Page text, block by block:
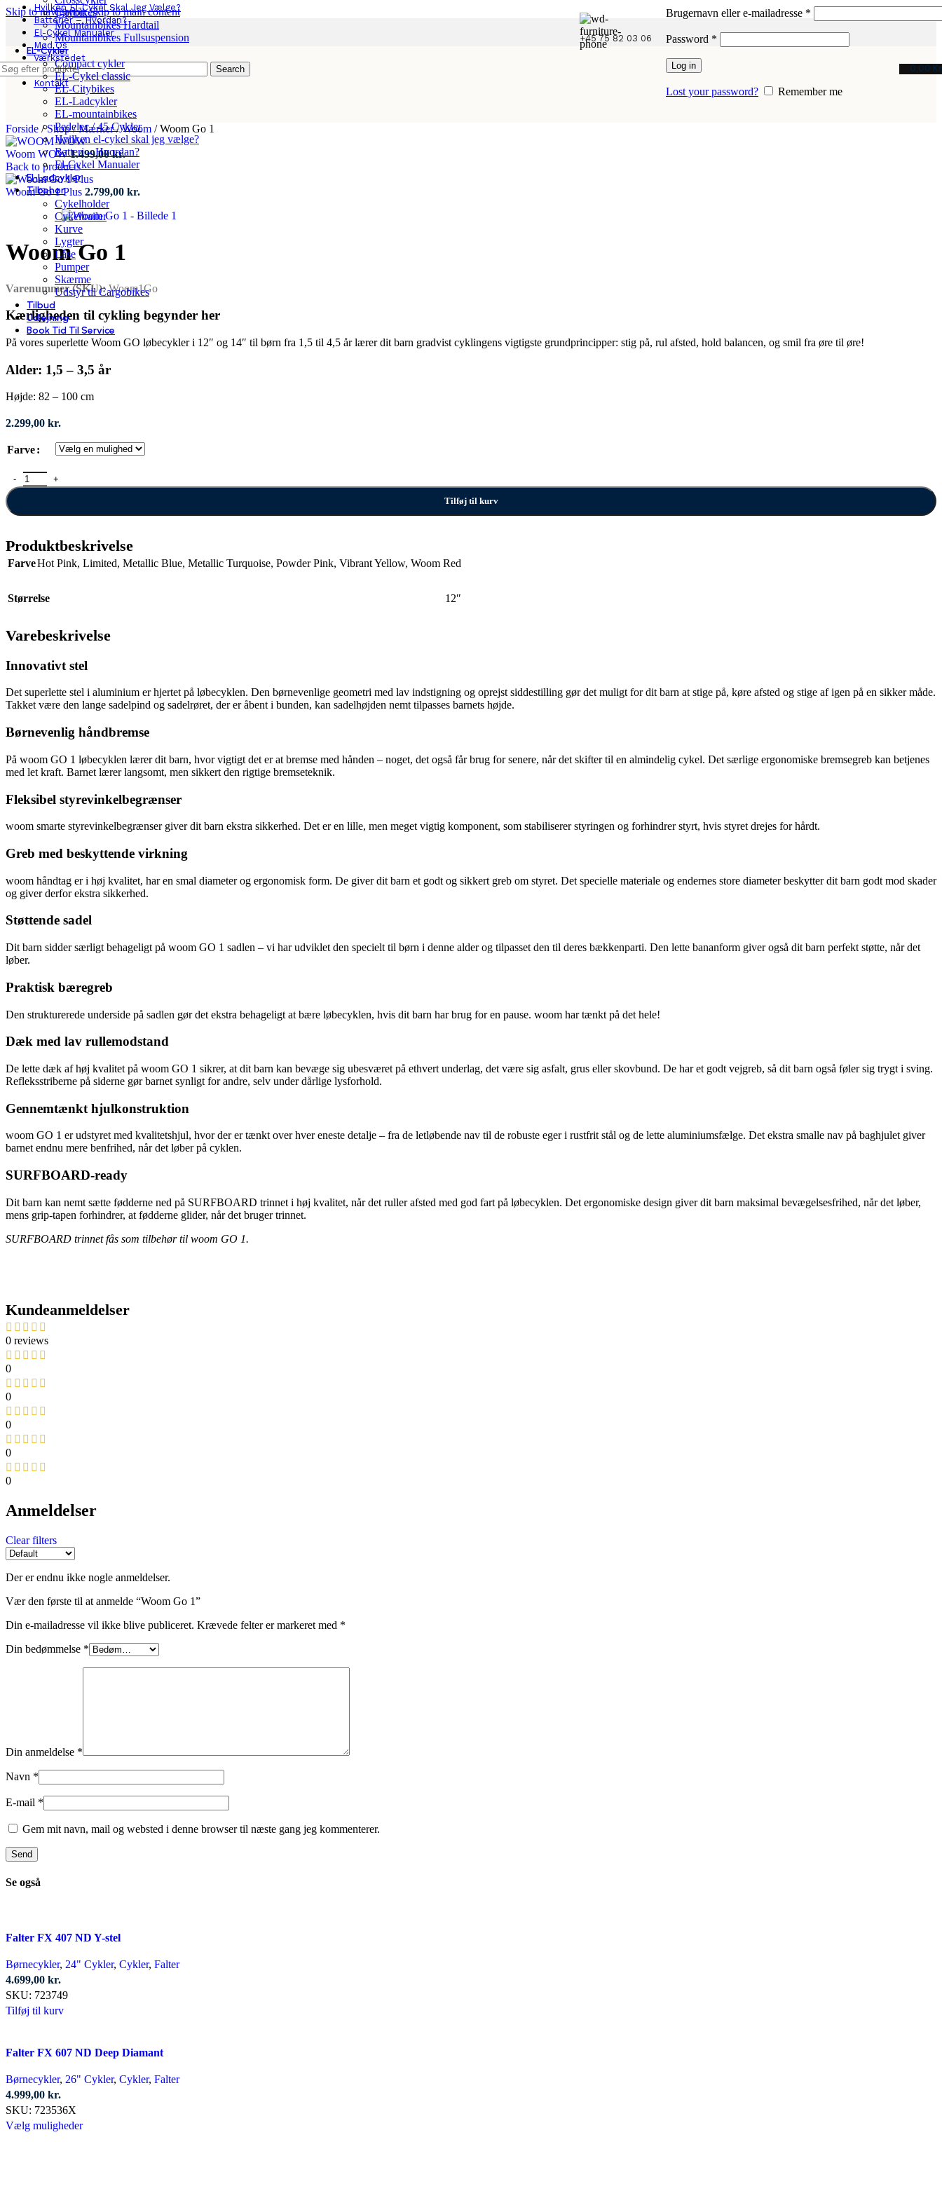
Skip to navigationSkip to main content
Hvilken El-Cykel Skal Jeg Vælge?
Batterier – Hvordan?
El-Cykel Manualer
Mød Os
Værkstedet
App
Kontakt
+45 75 82 03 06
Brugernavn eller e-mailadresse *
Password *
Log in
Lost your password? Remember me
Search 0,00
Citybikes
Mountainbikes Hardtail
Mountainbikes Fullsuspension
EL-Cykler
Compact cykler
EL-Cykel classic
EL-Citybikes
EL-Ladcykler
EL-mountainbikes
Pedelec / 45 Cykler
Hvilken el-cykel skal jeg vælge?
Batteri – Hvordan?
El-Cykel Manualer
El-Ladcykler
Tilbehør
Cykelholder
Cykeltrailer
Kurve
Lygter
Låse
Pumper
Skærme
Udstyr til Cargobikes
Tilbud
Udlejning
Book Tid Til Service
Forside / Shop/ Mærker/ Woom / Woom Go 1
Woom WOW1.499,00kr.
Back to products
Woom Go 1 Plus 2.799,00 kr.
Woom Go 1
Varenummer (SKU):Woom1Go
Kærligheden til cykling begynder her
På vores superlette Woom GO løbecykler i 12″ og 14″ til børn fra 1,5 til 4,5 år lærer dit barn gradvist cyklingens vigtigste grundprincipper: stig på, rul afsted, hold balancen, og smil fra øre til øre!
Alder: 1,5 – 3,5 år
Højde: 82 – 100 cm
2.299,00 kr.
Farve
Woom Go 1 antal
Tilføj til kurv
Produktbeskrivelse
FarveHot Pink, Limited, Metallic Blue, Metallic Turquoise, Powder Pink, Vibrant Yellow, Woom Red
Størrelse 12″
Varebeskrivelse
Innovativt stel
Det superlette stel i aluminium er hjertet på løbecyklen. Den børnevenlige geometri med lav indstigning og oprejst siddestilling gør det muligt for dit barn at stige på, køre afsted og stige af igen på en sikker måde.
Takket være den lange sadelpind og sadelrøret, der er åbent i bunden, kan sadelhøjden nemt tilpasses barnets højde.
Børnevenlig håndbremse
På woom GO 1 løbecyklen lærer dit barn, hvor vigtigt det er at bremse med hånden – noget, det også får brug for senere, når det skifter til en almindelig cykel. Det særlige ergonomiske bremsegreb kan betjenes
med let kraft. Barnet lærer langsomt, men sikkert den rigtige bremseteknik.
Fleksibel styrevinkelbegrænser
woom smarte styrevinkelbegrænser giver dit barn ekstra sikkerhed. Det er en lille, men meget vigtig komponent, som stabiliserer styringen og forhindrer styrt, hvis styret drejes for hårdt.
Greb med beskyttende virkning
woom håndtag er i høj kvalitet, har en smal diameter og ergonomisk form. De giver dit barn et godt og sikkert greb om styret. Det specielle materiale og endernes store diameter beskytter dit barn godt mod skader
og giver derfor ekstra sikkerhed.
Støttende sadel
Dit barn sidder særligt behageligt på woom GO 1 sadlen – vi har udviklet den specielt til børn i denne alder og tilpasset den til deres bækkenparti. Den lette bananform giver også dit barn perfekt støtte, når det
løber.
Praktisk bæregreb
Den strukturerede underside på sadlen gør det ekstra behageligt at bære løbecyklen, hvis dit barn har brug for en pause. woom har tænkt på det hele!
Dæk med lav rullemodstand
De lette dæk af høj kvalitet på woom GO 1 sikrer, at dit barn kan bevæge sig ubesværet på ethvert underlag, det være sig asfalt, grus eller skovbund. De har et godt vejgreb, så dit barn også føler sig trygt i sving.
Refleksstriberne på siderne gør barnet synligt for andre, selv under dårlige lysforhold.
Gennemtænkt hjulkonstruktion
woom GO 1 er udstyret med kvalitetshjul, hvor der er tænkt over hver eneste detalje – fra de letløbende nav til de robuste eger i rustfrit stål og de lette aluminiumsfælge. Det ekstra smalle nav på baghjulet giver
barnet endnu mere benfrihed, når det løber på cyklen.
SURFBOARD-ready
Dit barn kan nemt sætte fødderne ned på SURFBOARD trinnet i høj kvalitet, når det ruller afsted med god fart på løbecyklen. Det ergonomiske design giver dit barn maksimal bevægelsesfrihed, når det løber,
mens grip-tapen forhindrer, at fødderne glider, når det bruger trinnet.
SURFBOARD trinnet fås som tilbehør til woom GO 1.
Kundeanmeldelser
0 reviews
0
0
0
0
0
Anmeldelser
Clear filters
Der er endnu ikke nogle anmeldelser.
Vær den første til at anmelde “Woom Go 1”
Din e-mailadresse vil ikke blive publiceret. Krævede felter er markeret med *
Din bedømmelse *
Din anmeldelse *
Navn *
E-mail *
Gem mit navn, mail og websted i denne browser til næste gang jeg kommenterer.
Se også
Falter FX 407 ND Y-stel
Børnecykler, 24" Cykler, Cykler, Falter
4.699,00 kr.
SKU: 723749
Tilføj til kurv
Falter FX 607 ND Deep Diamant
Børnecykler, 26" Cykler, Cykler, Falter
4.999,00 kr.
SKU: 723536X
Vælg mulighederDette